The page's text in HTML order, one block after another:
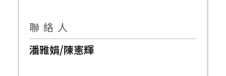
聯 絡 人
潘雅娟/陳憲輝